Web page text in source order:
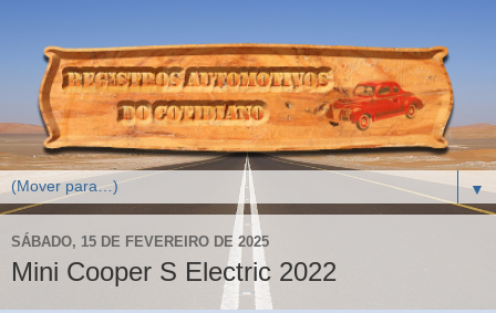
▼
SÁBADO, 15 DE FEVEREIRO DE 2025
Mini Cooper S Electric 2022